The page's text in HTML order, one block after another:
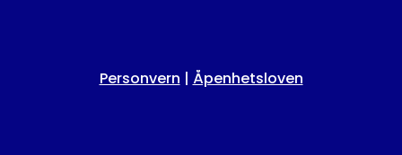
Personvern | Åpenhetsloven